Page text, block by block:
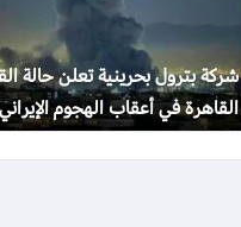
شركة بترول بحرينية تعلن حالة
القاهرة في أعقاب الهجوم الإيراني